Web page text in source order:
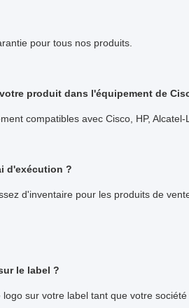
pour tous nos produits.
produit dans l'équipement de
compatibles avec Cisco, HP,
d'exécution ?
d'inventaire pour les produits de
le label ?
sur votre label tant que votre